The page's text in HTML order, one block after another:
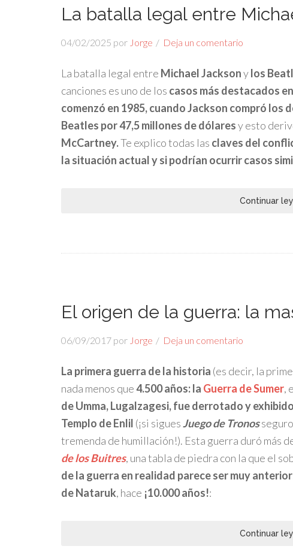
La batalla legal entre
04/02/2025 por Jorge Deja un comentario
La batalla legal entre Michael Jacksonylos
canciones es uno de los casos más destacados
comenzó en 1985, cuando Jackson compró los
Beatles por 47,5 millones de dólaresy esto
McCartney.Te explico todas las claves del
la situación actual y si podrían ocurrir casos
Continuar
El origen de la guerra: la
06/09/2017 por Jorge Deja un comentario
La primera guerra de la historia (es decir, la
nada menos que4.500 años: la Guerra de Sumer,
de Umma, Lugalzagesi, fue derrotado y
Templo de Enlil (¡si sigues Juego de Tronos
tremenda de humillación!). Esta guerra duró más
de los Buitres, una tabla de piedra con la que el
dela guerra en realidad parece ser muy anterior
deNataruk, hace ¡10.000 años!:
Continuar